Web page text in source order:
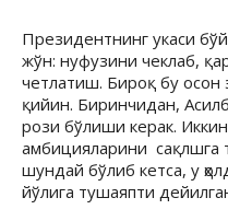
Президентнинг укаси
жўн: нуфузини чеклаб,
четлатиш. Бироқ бу осон
қийин. Биринчидан,
рози бўлиши керак.
амбицияларини сақлшга
шундай бўлиб кетса, у
йўлига тушаяпти